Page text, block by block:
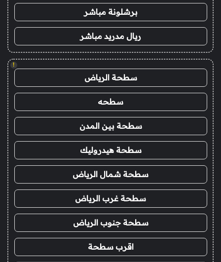
برشلونة مباشر
ريال مدريد مباشر
!
سطحة الرياض
سطحه
سطحة بين المدن
سطحة هيدروليك
سطحة شمال الرياض
سطحة غرب الرياض
سطحة جنوب الرياض
اقرب سطحة